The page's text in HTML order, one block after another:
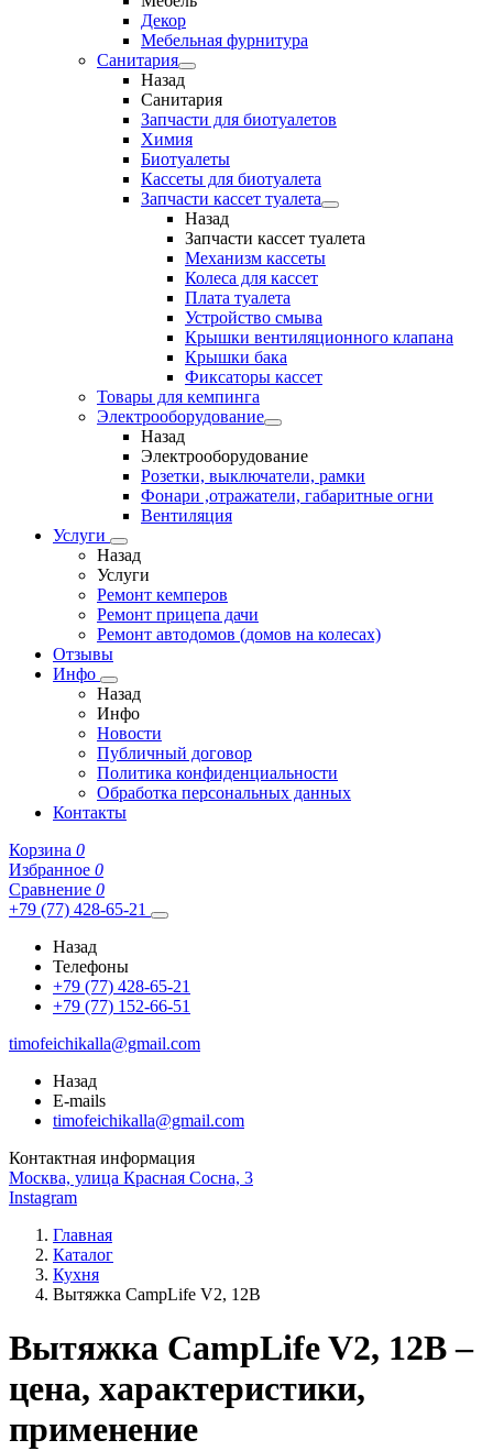
Декор
Мебельная фурнитура
Санитария
Назад
Санитария
Запчасти для биотуалетов
Химия
Биотуалеты
Кассеты для биотуалета
Запчасти кассет туалета
Назад
Запчасти кассет туалета
Механизм кассеты
Колеса для кассет
Плата туалета
Устройство смыва
Крышки вентиляционного клапана
Крышки бака
Фиксаторы кассет
Товары для кемпинга
Электрооборудование
Назад
Электрооборудование
Розетки, выключатели, рамки
Фонари ,отражатели, габаритные огни
Вентиляция
Услуги
Назад
Услуги
Ремонт кемперов
Ремонт прицепа дачи
Ремонт автодомов (домов на колесах)
Отзывы
Инфо
Назад
Инфо
Новости
Публичный договор
Политика конфиденциальности
Обработка персональных данных
Контакты
Корзина 0
Избранное 0
Сравнение 0
+79 (77) 428-65-21
Назад
Телефоны
+79 (77) 428-65-21
+79 (77) 152-66-51
timofeichikalla@gmail.com
Назад
E-mails
timofeichikalla@gmail.com
Контактная информация
Москва, улица Красная Сосна, 3
Instagram
Главная
Каталог
Кухня
Вытяжка CampLife V2, 12В
Вытяжка CampLife V2, 12В –
цена, характеристики,
применение